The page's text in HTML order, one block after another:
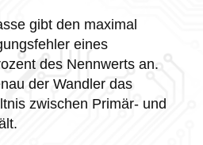
gibt den maximal
eines
des Nennwerts an.
der Wandler das
zwischen Primär- und